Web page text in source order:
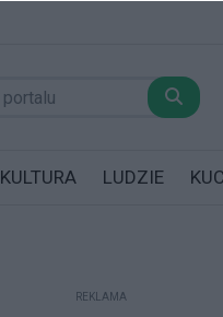
KULTURA LUDZIE
REKLAMA